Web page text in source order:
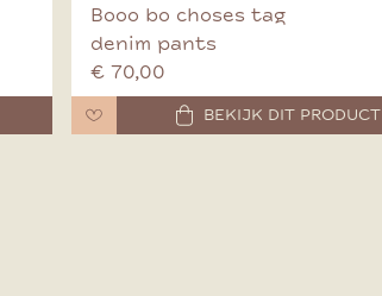
Booo bo choses tag
denim pants
€ 70,00
BEKIJK DIT PRODUCT